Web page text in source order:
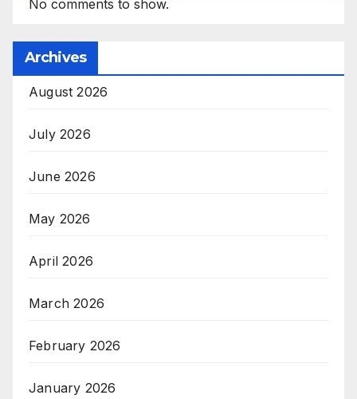
No comments to show.
Archives
August 2026
July 2026
June 2026
May 2026
April 2026
March 2026
February 2026
January 2026